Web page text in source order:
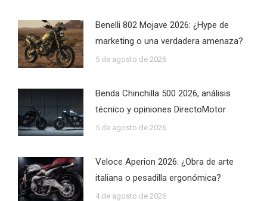
Benelli 802 Mojave 2026: ¿Hype de
marketing o una verdadera amenaza?
5 de agosto de 2026
Benda Chinchilla 500 2026, análisis
técnico y opiniones DirectoMotor
5 de agosto de 2026
Veloce Aperion 2026: ¿Obra de arte
italiana o pesadilla ergonómica?
4 de agosto de 2026